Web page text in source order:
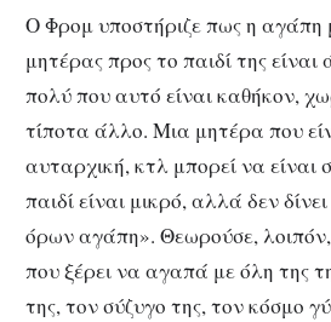
Ο Φρομ υποστήριζε πως η αγάπη
μητέρας προς το παιδί της
πολύ που αυτό είναι καθήκον,
τίποτα άλλο. Μια μητέρα που
αυταρχική, κτλ μπορεί να είναι
παιδί είναι μικρό, αλλά δεν
όρων αγάπη». Θεωρούσε,
που ξέρει να αγαπά με όλη της
της, τον σύζυγο της, τον κόσμο